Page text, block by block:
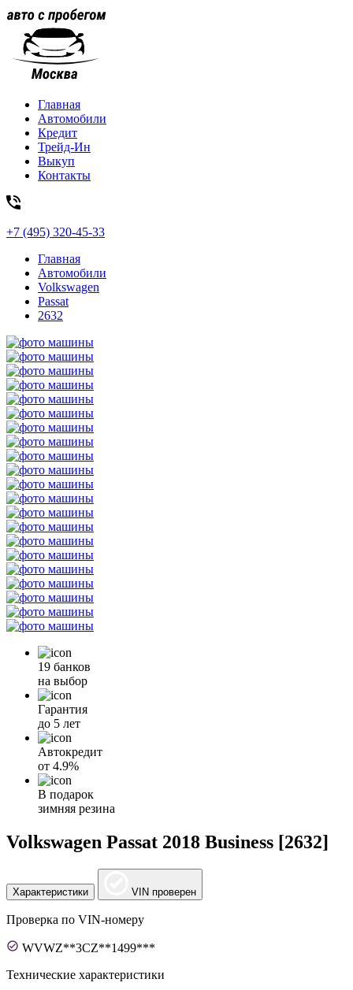
Главная
Автомобили
Кредит
Трейд-Ин
Выкуп
Контакты
+7 (495) 320-45-33
Главная
Автомобили
Volkswagen
Passat
2632
19 банков
на выбор
Гарантия
до 5 лет
Автокредит
от 4.9%
В подарок
зимняя резина
Volkswagen Passat 2018 Business [2632]
Характеристики VIN проверен
Проверка по VIN-номеру
WVWZ**3CZ**1499***
Технические характеристики